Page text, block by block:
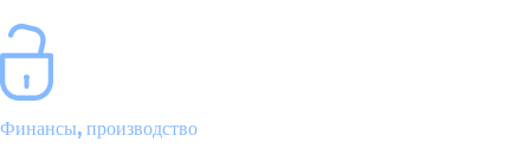
Финансы, производство